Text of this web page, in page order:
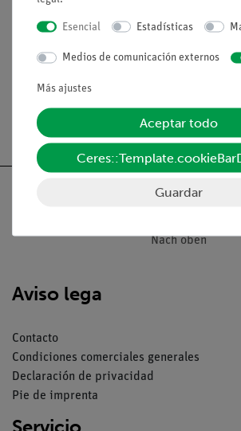
Volumen de suministro
Medios / Descargas
Envío gratuito a partir de
Nach oben
Aviso lega
Contacto
Condiciones comerciales generales
Declaración de privacidad
Pie de imprenta
Esencial Estadísticas
Medios de comunicación externos
Más ajustes
Aceptar todo
Guardar